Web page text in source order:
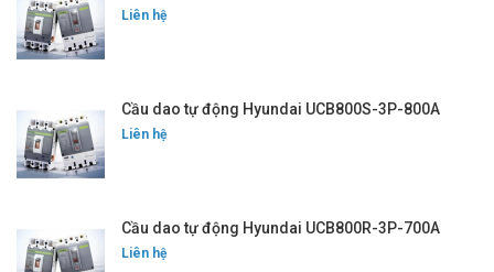
Liên hệ
Cầu dao tự động Hyundai UCB800S-3P-800A
Liên hệ
Cầu dao tự động Hyundai UCB800R-3P-700A
Liên hệ